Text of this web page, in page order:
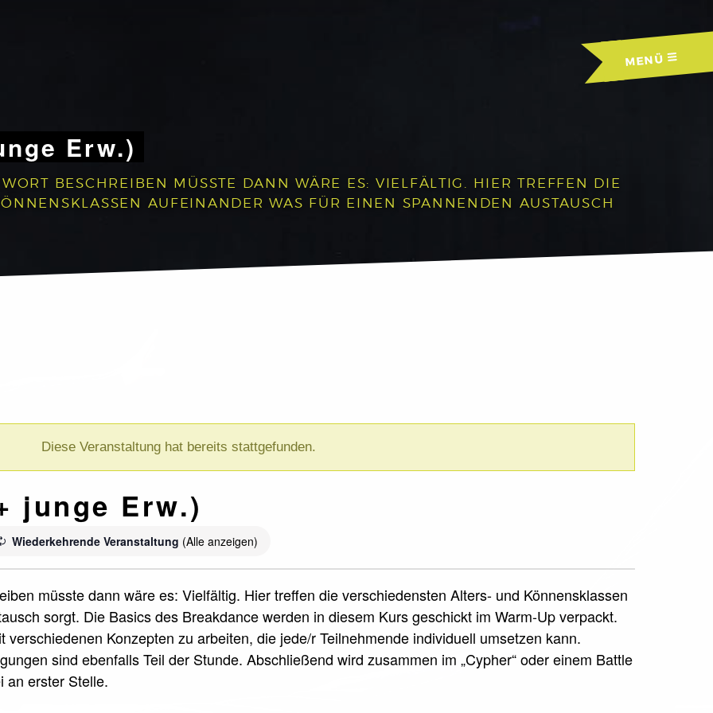
MENÜ
Erw.)
BESCHREIBEN MÜSSTE DANN WÄRE ES: VIELFÄLTIG. HIER TREFFEN DIE
AUFEINANDER WAS FÜR EINEN SPANNENDEN AUSTAUSCH
Diese Veranstaltung hat bereits stattgefunden.
junge Erw.)
Wiederkehrende Veranstaltung (Alle anzeigen)
müsste dann wäre es: Vielfältig. Hier treffen die verschiedensten Alters- und Könnensklassen
sorgt. Die Basics des Breakdance werden in diesem Kurs geschickt im Warm-Up verpackt.
Konzepten zu arbeiten, die jede/r Teilnehmende individuell umsetzen kann.
sind ebenfalls Teil der Stunde. Abschließend wird zusammen im „Cypher“ oder einem Battle
an erster Stelle.